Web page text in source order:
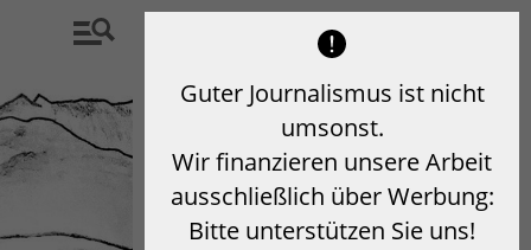
Guter Journalismus ist nicht
umsonst.
Wir finanzieren unsere Arbeit
ausschließlich über Werbung:
Bitte unterstützen Sie uns!